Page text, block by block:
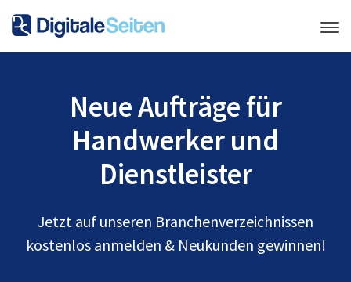
Neue Aufträge für
Handwerker und
Dienstleister
Jetzt auf unseren Branchenverzeichnissen
kostenlos anmelden & Neukunden gewinnen!